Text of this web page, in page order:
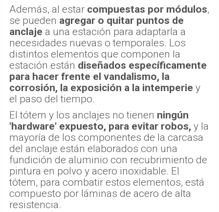
Además, al estar compuestas por módulos,
se pueden agregar o quitar puntos de
anclaje a una estación para adaptarla a
necesidades nuevas o temporales. Los
distintos elementos que componen la
estación están diseñados específicamente
para hacer frente el vandalismo, la
corrosión, la exposición a la intemperie y
el paso del tiempo.
El tótem y los anclajes no tienen ningún
'hardware' expuesto, para evitar robos, y la
mayoría de los componentes de la carcasa
del anclaje están elaborados con una
fundición de aluminio con recubrimiento de
pintura en polvo y acero inoxidable. El
tótem, para combatir estos elementos, está
compuesto por láminas de acero de alta
resistencia.